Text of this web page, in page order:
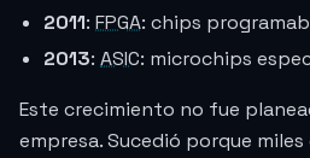
2011: FPGA: chips
2013: ASIC: microchips
Este crecimiento no fue
empresa. Sucedió porque miles